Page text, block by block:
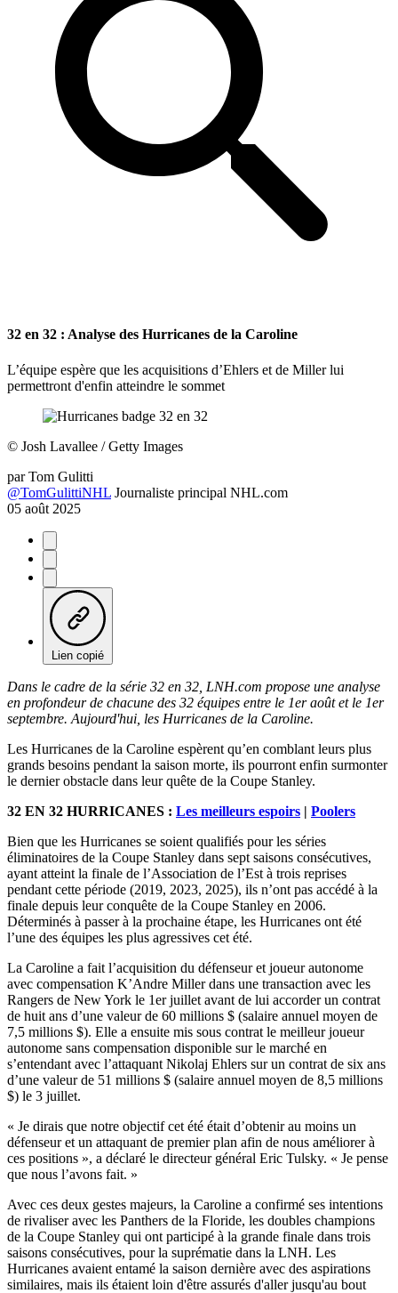
32 en 32 : Analyse des Hurricanes de la Caroline
L’équipe espère que les acquisitions d’Ehlers et de Miller lui
permettront d'enfin atteindre le sommet
© Josh Lavallee / Getty Images
par Tom Gulitti
@TomGulittiNHL Journaliste principal NHL.com
05 août 2025
Lien copié
Dans le cadre de la série 32 en 32, LNH.com propose une analyse
en profondeur de chacune des 32 équipes entre le 1er août et le 1er
septembre. Aujourd'hui, les Hurricanes de la Caroline.
Les Hurricanes de la Caroline espèrent qu’en comblant leurs plus
grands besoins pendant la saison morte, ils pourront enfin surmonter
le dernier obstacle dans leur quête de la Coupe Stanley.
32 EN 32 HURRICANES : Les meilleurs espoirs | Poolers
Bien que les Hurricanes se soient qualifiés pour les séries
éliminatoires de la Coupe Stanley dans sept saisons consécutives,
ayant atteint la finale de l’Association de l’Est à trois reprises
pendant cette période (2019, 2023, 2025), ils n’ont pas accédé à la
finale depuis leur conquête de la Coupe Stanley en 2006.
Déterminés à passer à la prochaine étape, les Hurricanes ont été
l’une des équipes les plus agressives cet été.
La Caroline a fait l’acquisition du défenseur et joueur autonome
avec compensation K’Andre Miller dans une transaction avec les
Rangers de New York le 1er juillet avant de lui accorder un contrat
de huit ans d’une valeur de 60 millions $ (salaire annuel moyen de
7,5 millions $). Elle a ensuite mis sous contrat le meilleur joueur
autonome sans compensation disponible sur le marché en
s’entendant avec l’attaquant Nikolaj Ehlers sur un contrat de six ans
d’une valeur de 51 millions $ (salaire annuel moyen de 8,5 millions
$) le 3 juillet.
« Je dirais que notre objectif cet été était d’obtenir au moins un
défenseur et un attaquant de premier plan afin de nous améliorer à
ces positions », a déclaré le directeur général Eric Tulsky. « Je pense
que nous l’avons fait. »
Avec ces deux gestes majeurs, la Caroline a confirmé ses intentions
de rivaliser avec les Panthers de la Floride, les doubles champions
de la Coupe Stanley qui ont participé à la grande finale dans trois
saisons consécutives, pour la suprématie dans la LNH. Les
Hurricanes avaient entamé la saison dernière avec des aspirations
similaires, mais ils étaient loin d'être assurés d'aller jusqu'au bout